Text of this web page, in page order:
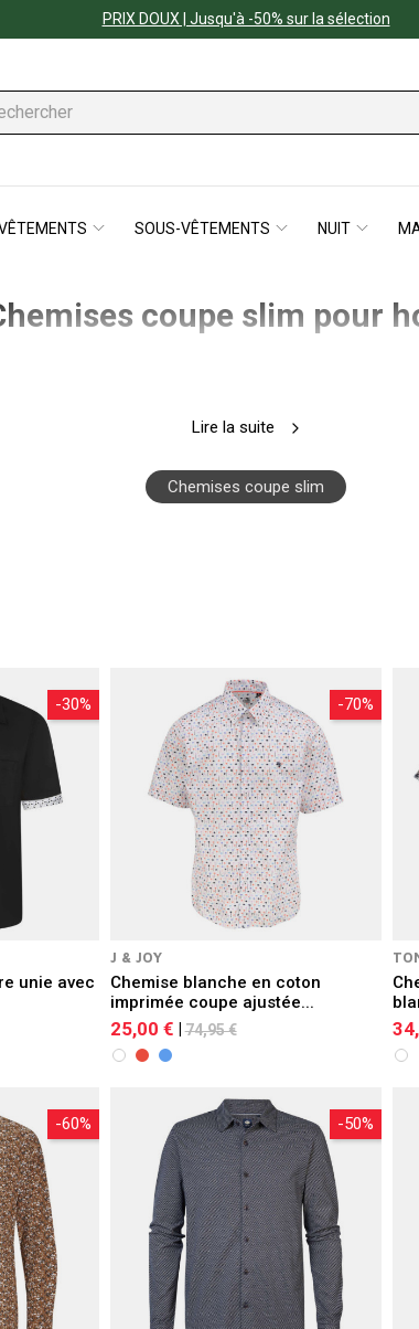
PRIX DOUX | Jusqu'à -50% sur la sélection
SOUS-VÊTEMENTS NUIT
coupe slim pour
Lire la suite
Chemises coupe slim
-30%
unie avec
-70%
J & JOY
Chemise blanche en coton
imprimée coupe ajustée...
25,00 € |74,95 €
-60% -50%